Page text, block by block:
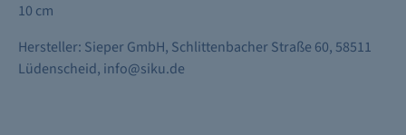
10 cm
Hersteller: Sieper GmbH, Schlittenbacher Straße 60, 58511
Lüdenscheid, info@siku.de